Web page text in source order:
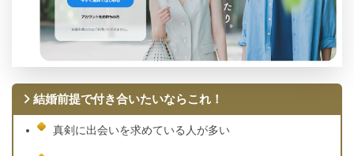
結婚前提で付き合いたいならこれ！
真剣に出会いを求めている人が多い